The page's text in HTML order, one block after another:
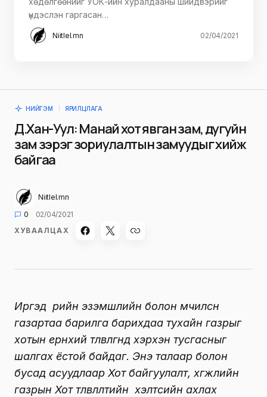
үндэслэн гаргасан…
Niitlel.mn 02/04/2021
НИЙГЭМ ЯРИЛЦЛАГА
Д.Хан-Уул: Манай хот явган зам, дугуйн
зам зэрэг зориулалтын замуудыг хийж
байгаа
Niitlel.mn
0
02/04/2021
ХУВААЛЦАХ
Иргэд өөрийн эзэмшлийн болон өмчилсөн
газартаа барилга барихдаа тухайн газрыг
хотын ерөнхий төлөвлөгөөнд хэрхэн тусгасныг
шалгах ёстой байдаг. Энэ талаар болон
бусад асуудлаар Хот байгуулалт, хөгжлийн
газрын Хот төлөвлөлтийн хэлтсийн ахлах